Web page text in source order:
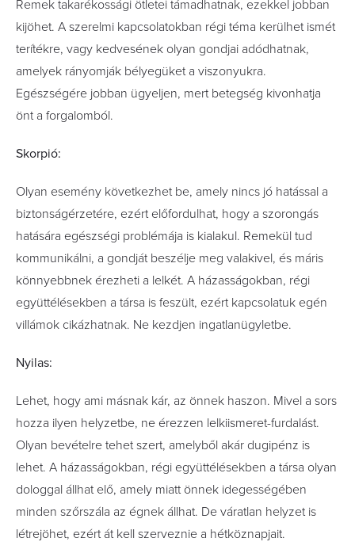
Remek takarékossági ötletei támadhatnak, ezekkel jobban
kijöhet. A szerelmi kapcsolatokban régi téma kerülhet ismét
terítékre, vagy kedvesének olyan gondjai adódhatnak,
amelyek rányomják bélyegüket a viszonyukra.
Egészségére jobban ügyeljen, mert betegség kivonhatja
önt a forgalomból.
Skorpió:
Olyan esemény következhet be, amely nincs jó hatással a
biztonságérzetére, ezért előfordulhat, hogy a szorongás
hatására egészségi problémája is kialakul. Remekül tud
kommunikálni, a gondját beszélje meg valakivel, és máris
könnyebbnek érezheti a lelkét. A házasságokban, régi
együttélésekben a társa is feszült, ezért kapcsolatuk egén
villámok cikázhatnak. Ne kezdjen ingatlanügyletbe.
Nyilas:
Lehet, hogy ami másnak kár, az önnek haszon. Mivel a sors
hozza ilyen helyzetbe, ne érezzen lelkiismeret-furdalást.
Olyan bevételre tehet szert, amelyből akár dugipénz is
lehet. A házasságokban, régi együttélésekben a társa olyan
dologgal állhat elő, amely miatt önnek idegességében
minden szőrszála az égnek állhat. De váratlan helyzet is
létrejöhet, ezért át kell szerveznie a hétköznapjait.